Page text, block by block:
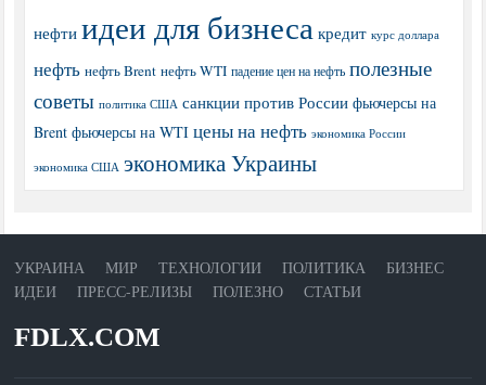
нефти идеи для бизнеса кредит курс доллара
нефть нефть Brent нефть WTI падение цен на нефть полезные
советы политика США санкции против России фьючерсы на
Brent фьючерсы на WTI цены на нефть экономика России
экономика США экономика Украины
УКРАИНА МИР ТЕХНОЛОГИИ ПОЛИТИКА
БИЗНЕС
ИДЕИ
ПРЕСС-РЕЛИЗЫ ПОЛЕЗНО СТАТЬИ
FDLX.COM